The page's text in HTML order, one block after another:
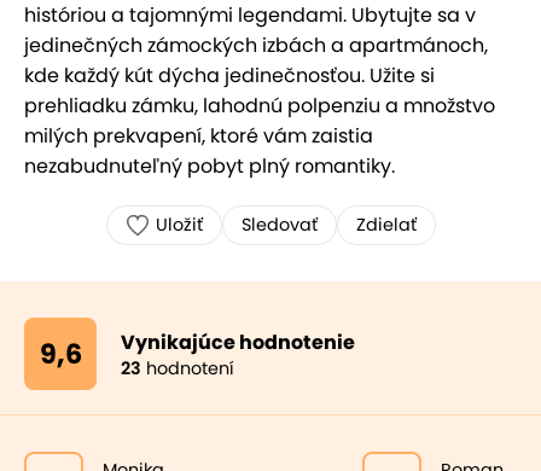
históriou a tajomnými legendami. Ubytujte sa v
jedinečných zámockých izbách a apartmánoch,
kde každý kút dýcha jedinečnosťou. Užite si
prehliadku zámku, lahodnú polpenziu a množstvo
milých prekvapení, ktoré vám zaistia
nezabudnuteľný pobyt plný romantiky.
Uložiť Sledovať Zdielať
9,6 Vynikajúce hodnotenie
23 hodnotení